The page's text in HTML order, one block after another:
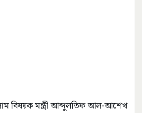
বিষয়ক মন্ত্রী আব্দুলতিফ আল-আশেখ